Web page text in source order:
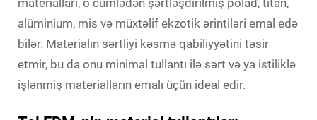
materialları, o cümlədən şərtləşdirilmiş polad, titan,
alüminium, mis və müxtəlif ekzotik ərintiləri emal edə
bilər. Materialın sərtliyi kəsmə qabiliyyətini təsir
etmir, bu da onu minimal tullantı ilə sərt və ya istiliklə
işlənmiş materialların emalı üçün ideal edir.